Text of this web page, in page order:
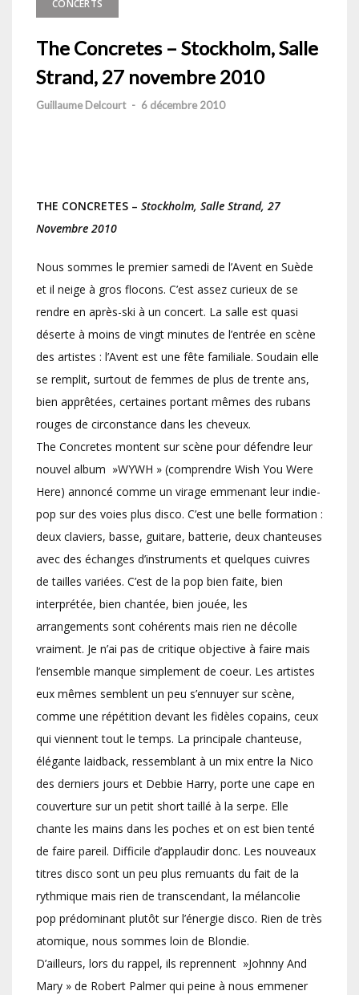
CONCERTS
The Concretes – Stockholm, Salle
Strand, 27 novembre 2010
Guillaume Delcourt - 6 décembre 2010
THE CONCRETES – Stockholm, Salle Strand, 27
Novembre 2010
Nous sommes le premier samedi de l’Avent en Suède
et il neige à gros flocons. C’est assez curieux de se
rendre en après-ski à un concert. La salle est quasi
déserte à moins de vingt minutes de l’entrée en scène
des artistes : l’Avent est une fête familiale. Soudain elle
se remplit, surtout de femmes de plus de trente ans,
bien apprêtées, certaines portant mêmes des rubans
rouges de circonstance dans les cheveux.
The Concretes montent sur scène pour défendre leur
nouvel album »WYWH » (comprendre Wish You Were
Here) annoncé comme un virage emmenant leur indie-
pop sur des voies plus disco. C’est une belle formation :
deux claviers, basse, guitare, batterie, deux chanteuses
avec des échanges d’instruments et quelques cuivres
de tailles variées. C’est de la pop bien faite, bien
interprétée, bien chantée, bien jouée, les
arrangements sont cohérents mais rien ne décolle
vraiment. Je n’ai pas de critique objective à faire mais
l’ensemble manque simplement de coeur. Les artistes
eux mêmes semblent un peu s’ennuyer sur scène,
comme une répétition devant les fidèles copains, ceux
qui viennent tout le temps. La principale chanteuse,
élégante laidback, ressemblant à un mix entre la Nico
des derniers jours et Debbie Harry, porte une cape en
couverture sur un petit short taillé à la serpe. Elle
chante les mains dans les poches et on est bien tenté
de faire pareil. Difficile d’applaudir donc. Les nouveaux
titres disco sont un peu plus remuants du fait de la
rythmique mais rien de transcendant, la mélancolie
pop prédominant plutôt sur l’énergie disco. Rien de très
atomique, nous sommes loin de Blondie.
D’ailleurs, lors du rappel, ils reprennent »Johnny And
Mary » de Robert Palmer qui peine à nous emmener